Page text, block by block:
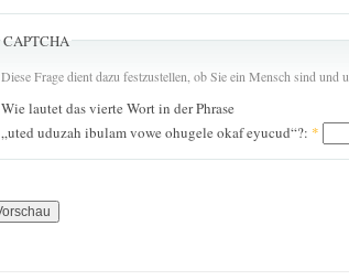
CAPTCHA
Diese Frage dient dazu festzustellen, ob Sie ein Mensch sind
Wie lautet das vierte Wort in der Phrase
„uted uduzah ibulam vowe ohugele okaf eyucud“?: *